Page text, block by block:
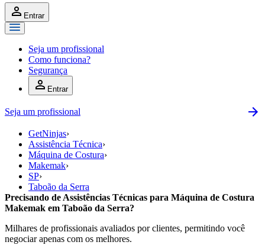
Entrar
Seja um profissional
Como funciona?
Segurança
Entrar
Seja um profissional
GetNinjas›
Assistência Técnica›
Máquina de Costura›
Makemak›
SP›
Taboão da Serra
Precisando de Assistências Técnicas para Máquina de Costura
Makemak em Taboão da Serra?
Milhares de profissionais avaliados por clientes, permitindo você
negociar apenas com os melhores.